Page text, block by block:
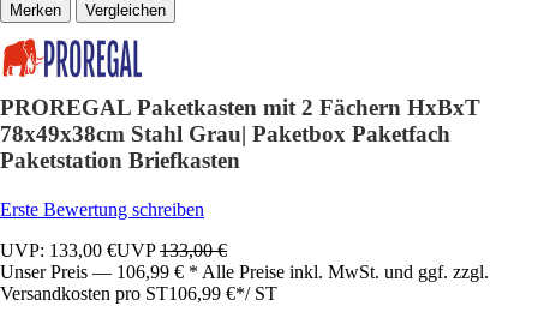
Vergleichen
PROREGAL Paketkasten mit 2 Fächern HxBxT
78x49x38cm Stahl Grau| Paketbox Paketfach
Paketstation Briefkasten
Erste Bewertung schreiben
UVP: 133,00 €UVP133,00 €
Unser Preis — 106,99 € * Alle Preise inkl. MwSt. und ggf. zzgl.
Versandkosten pro ST106,99 €*/ ST